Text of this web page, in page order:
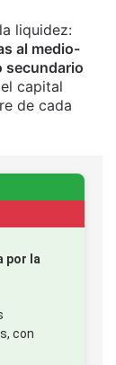
liquidez:
al medio-
secundario
capital
de cada
por la
con